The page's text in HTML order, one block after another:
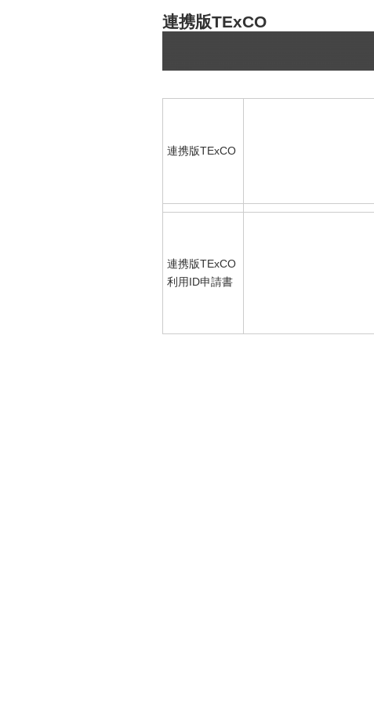
連携版TExCO
連携版TExCO
連携版TExCO
利用ID申請書